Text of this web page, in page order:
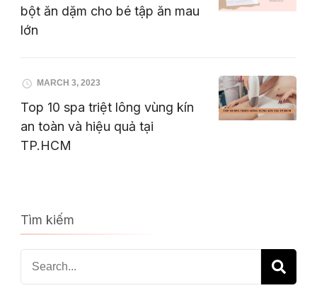
bột ăn dặm cho bé tập ăn mau
lớn
MARCH 3, 2023
Top 10 spa triệt lông vùng kín
an toàn và hiệu quả tại
TP.HCM
Tìm kiếm
Search
for: